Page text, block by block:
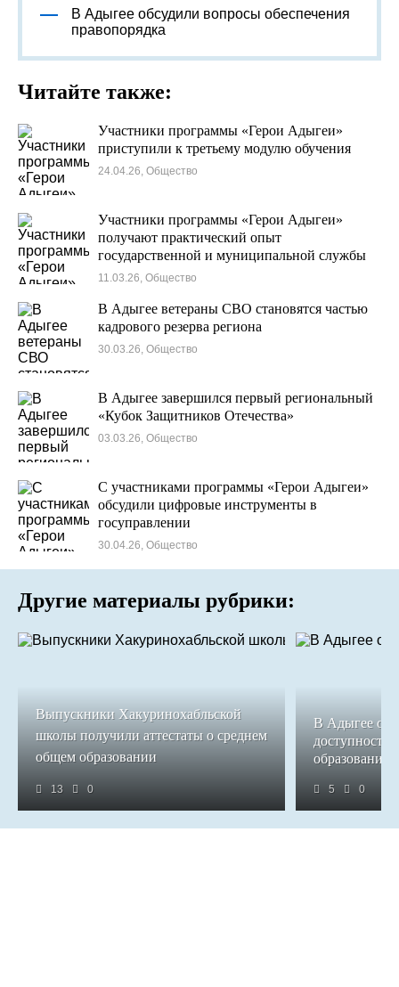
В Адыгее обсудили вопросы обеспечения
правопорядка
Читайте также:
Участники программы «Герои Адыгеи»
приступили к третьему модулю обучения
24.04.26, Общество
Участники программы «Герои Адыгеи»
получают практический опыт
государственной и муниципальной службы
11.03.26, Общество
В Адыгее ветераны СВО становятся частью
кадрового резерва региона
30.03.26, Общество
В Адыгее завершился первый региональный
«Кубок Защитников Отечества»
03.03.26, Общество
С участниками программы «Герои Адыгеи»
обсудили цифровые инструменты в
госуправлении
30.04.26, Общество
Другие материалы рубрики:
Выпускники Хакуринохабльской
школы получили аттестаты о среднем
общем образовании
13 0
В Адыгее
доступность
образования
5 0